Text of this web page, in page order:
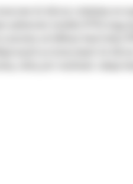
do dalszej rozbudowy